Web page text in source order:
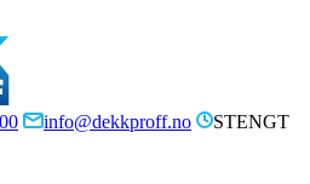
info@dekkproff.no
STENGT